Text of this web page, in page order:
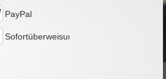
PayPal
Sofortüberweisung